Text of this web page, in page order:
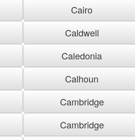
Cairo
Caldwell
Caledonia
Calhoun
Cambridge
Cambridge